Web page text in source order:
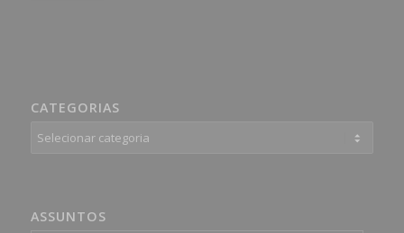
CATEGORIAS
Categorias
ASSUNTOS